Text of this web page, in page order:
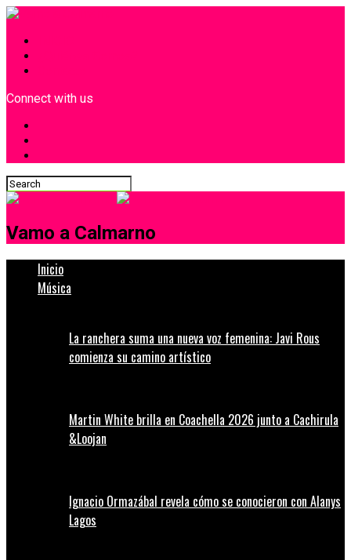
Connect with us
Vamo a Calmarno
Inicio
Música
La ranchera suma una nueva voz femenina: Javi Rous
comienza su camino artístico
Martin White brilla en Coachella 2026 junto a Cachirula
&Loojan
Ignacio Ormazábal revela cómo se conocieron con Alanys
Lagos